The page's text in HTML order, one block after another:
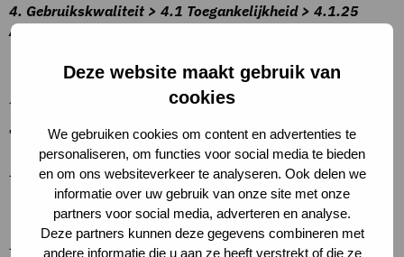
Deze website maakt gebruik van
cookies
We gebruiken cookies om content en advertenties te
personaliseren, om functies voor social media te bieden
en om ons websiteverkeer te analyseren. Ook delen we
informatie over uw gebruik van onze site met onze
partners voor social media, adverteren en analyse.
Deze partners kunnen deze gegevens combineren met
andere informatie die u aan ze heeft verstrekt of die ze
4. Gebruikskwaliteit > 4.1 Toegankelijkheid > 4.1.25
Afmetingen overige verkeersruimten
Beschrijving criteria
–
Toelichting op criteria
–
Definities
–